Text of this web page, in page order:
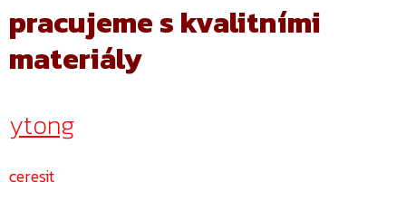
pracujeme s kvalitními
materiály
ytong
ceresit